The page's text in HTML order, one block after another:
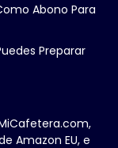
Abono Para
Preparar
Amazon EU, e